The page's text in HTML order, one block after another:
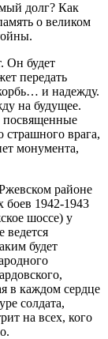
долг? Как
о великом
Он будет
передать
и надежду.
на будущее.
посвященные
страшного врага,
монумента,
районе
боев 1942-1943
шоссе) у
ведется
будет
в каждом сердце
солдата,
на всех, кого